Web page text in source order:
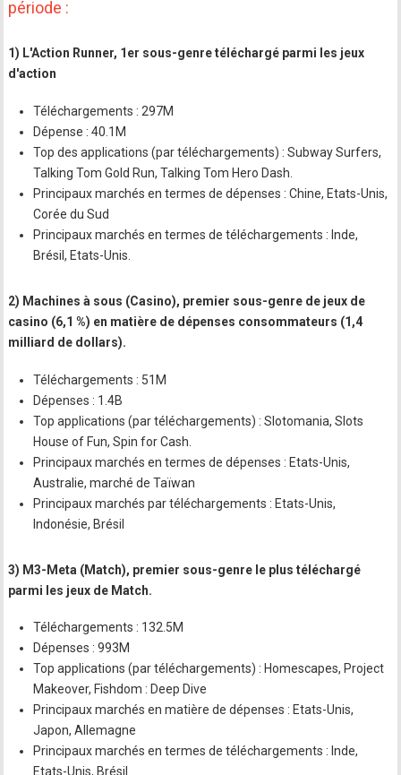
période :
1) L'Action Runner, 1er sous-genre téléchargé parmi les jeux
d'action
Téléchargements : 297M
Dépense : 40.1M
Top des applications (par téléchargements) : Subway Surfers,
Talking Tom Gold Run, Talking Tom Hero Dash.
Principaux marchés en termes de dépenses : Chine, Etats-Unis,
Corée du Sud
Principaux marchés en termes de téléchargements : Inde,
Brésil, Etats-Unis.
2) Machines à sous (Casino), premier sous-genre de jeux de
casino (6,1 %) en matière de dépenses consommateurs (1,4
milliard de dollars).
Téléchargements : 51M
Dépenses : 1.4B
Top applications (par téléchargements) : Slotomania, Slots
House of Fun, Spin for Cash.
Principaux marchés en termes de dépenses : Etats-Unis,
Australie, marché de Taïwan
Principaux marchés par téléchargements : Etats-Unis,
Indonésie, Brésil
3) M3-Meta (Match), premier sous-genre le plus téléchargé
parmi les jeux de Match.
Téléchargements : 132.5M
Dépenses : 993M
Top applications (par téléchargements) : Homescapes, Project
Makeover, Fishdom : Deep Dive
Principaux marchés en matière de dépenses : Etats-Unis,
Japon, Allemagne
Principaux marchés en termes de téléchargements : Inde,
Etats-Unis, Brésil